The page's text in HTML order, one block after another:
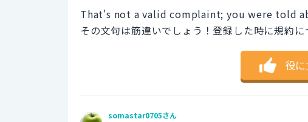
That's not a valid complaint; you were told
その文句は筋違いでしょう！登録した時に規約に
役
somastar0705さん